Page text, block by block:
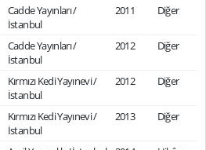
Cadde Yayınları /
İstanbul
2011 Diğer
Cadde Yayınları /
İstanbul
2012 Diğer
Kırmızı Kedi Yayınevi /
İstanbul
2012 Diğer
Kırmızı Kedi Yayınevi /
İstanbul
2013 Diğer